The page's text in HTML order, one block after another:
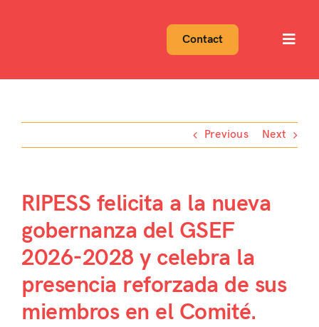
Contact
Previous Next
RIPESS felicita a la nueva
gobernanza del GSEF
2026-2028 y celebra la
presencia reforzada de sus
miembros en el Comité.